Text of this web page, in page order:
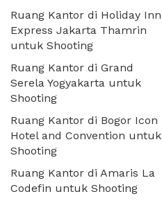
Ruang Kantor di Holiday Inn
Express Jakarta Thamrin
untuk Shooting
Ruang Kantor di Grand
Serela Yogyakarta untuk
Shooting
Ruang Kantor di Bogor Icon
Hotel and Convention untuk
Shooting
Ruang Kantor di Amaris La
Codefin untuk Shooting